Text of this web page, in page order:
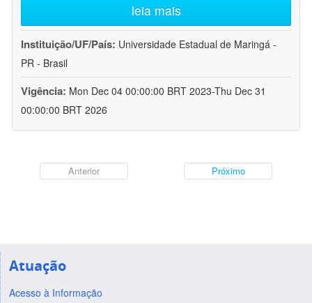
leia mais
Instituição/UF/País: Universidade Estadual de Maringá -
PR - Brasil
Vigência: Mon Dec 04 00:00:00 BRT 2023-Thu Dec 31
00:00:00 BRT 2026
Anterior Próximo
Atuação
Acesso à Informação